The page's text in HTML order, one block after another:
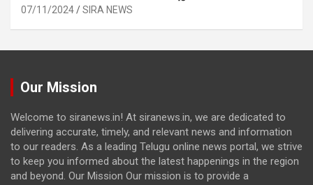
07/11/2024 SIRA NEWS
Our Mission
Welcome to siranews.in! At siranews.in, we are dedicated to
delivering accurate, timely, and relevant news and information
to our readers. As a leading Telugu online news portal, we strive
to keep you informed about the latest happenings in the region
and beyond. Our Mission Our mission is to provide a